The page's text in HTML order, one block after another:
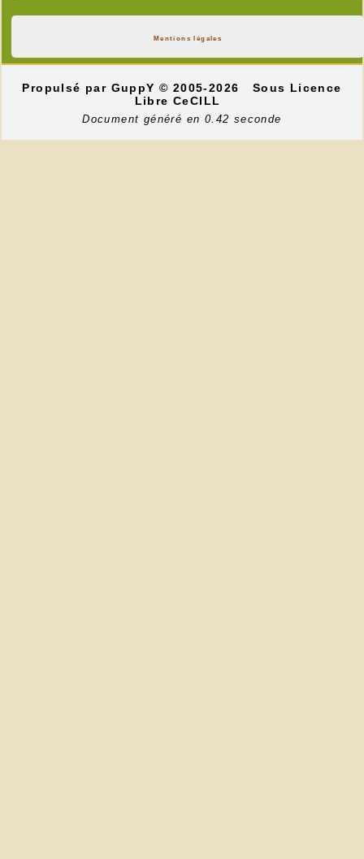
Mentions légales
Propulsé par GuppY© 2005-2026
Sous Licence
Libre CeCILL
Document généré en 0.42 seconde